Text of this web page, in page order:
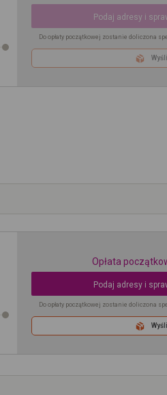
Podaj adresy i
Do opłaty początkowej zostanie doliczona
Opłata
Podaj adresy i
Do opłaty początkowej zostanie doliczona